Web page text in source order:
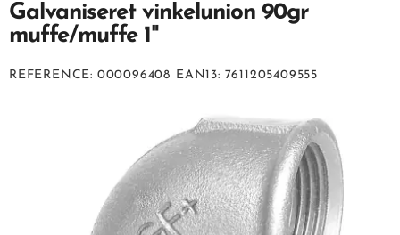
eller EAN-
nummer.
Galvaniseret vinkelunion 90gr
muffe/muffe 1"
REFERENCE 000096408 EAN13 7611205409555